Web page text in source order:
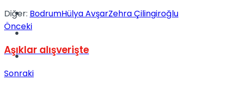
Kadınca
Spor
Podcast
Diğer: BodrumHülya AvşarZehra Çilingiroğlu
Önceki
Aşıklar alışverişte
Sonraki